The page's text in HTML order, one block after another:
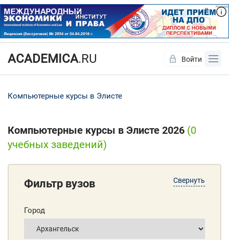
ACADEMICA.RU Войти
Компьютерные курсы в Элисте
Компьютерные курсы в Элисте 2026 (0
учебных заведений)
Свернуть
Фильтр вузов
Город
Да Нет